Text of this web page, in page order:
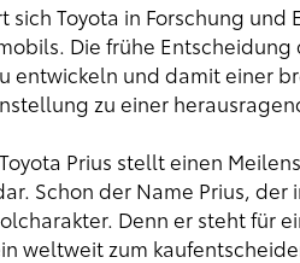
Toyota in Forschung und
Die frühe Entscheidung
entwickeln und damit einer
zu einer
Prius stellt einen
Schon der Name Prius, der
Denn er steht für
weltweit zum